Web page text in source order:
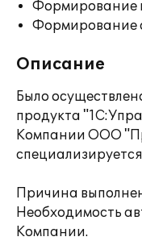
Формирование
Формирование
Описание
Было
продукта
Компании ООО
Причина
Необходимость
Компании.